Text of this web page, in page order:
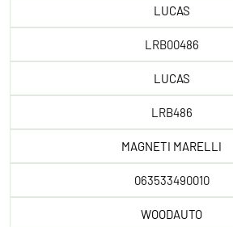
LUCAS
LRB00486
LUCAS
LRB486
MAGNETI MARELLI
063533490010
WOODAUTO